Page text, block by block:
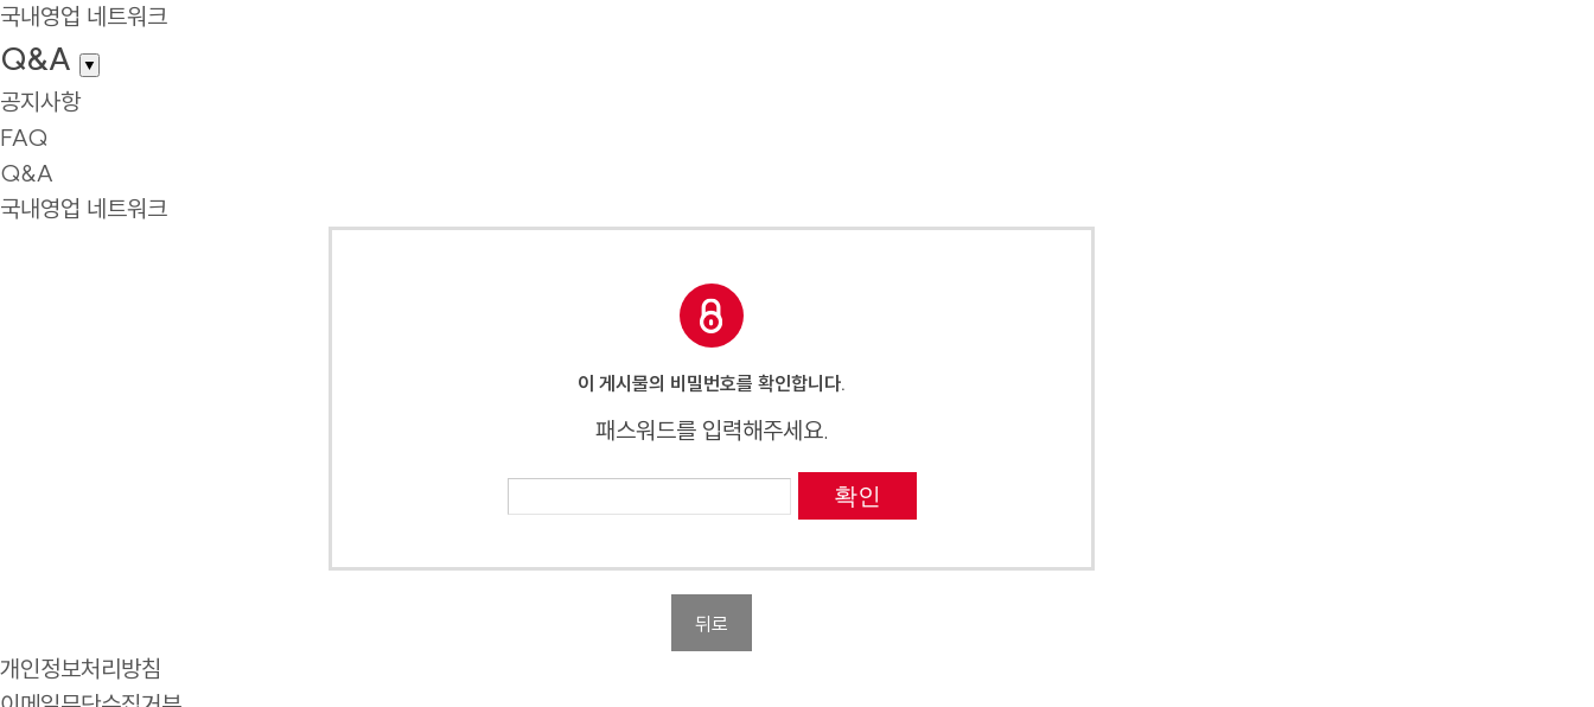
국내영업 네트워크
Q&A ▼
공지사항
FAQ
Q&A
국내영업 네트워크
이 게시물의 비밀번호를 확인합니다.
패스워드를 입력해주세요.
확인
뒤로
개인정보처리방침